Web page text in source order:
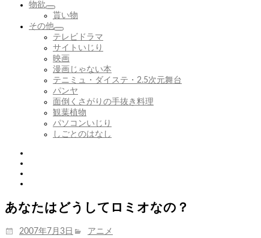
ー
展
開
物欲
サ
ブ
メ
ニ
ュ
ー
を
展
開
貰い物
その他
サ
ブ
メ
ニ
ュ
ー
を
展
開
テレビドラマ
サイトいじり
映画
漫画じゃない本
テニミュ・ダイステ・2.5次元舞台
パンヤ
面倒くさがりの手抜き料理
観葉植物
パソコンいじり
しごとのはなし
あなたはどうしてロミオなの？
投
2007年7月3日
カ
アニメ